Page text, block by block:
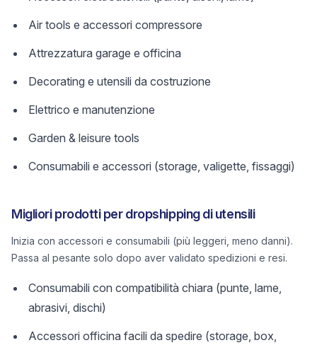
Air tools e accessori compressore
Attrezzatura garage e officina
Decorating e utensili da costruzione
Elettrico e manutenzione
Garden & leisure tools
Consumabili e accessori (storage, valigette, fissaggi)
Migliori prodotti per dropshipping di utensili
Inizia con accessori e consumabili (più leggeri, meno danni).
Passa al pesante solo dopo aver validato spedizioni e resi.
Consumabili con compatibilità chiara (punte, lame,
abrasivi, dischi)
Accessori officina facili da spedire (storage, box,